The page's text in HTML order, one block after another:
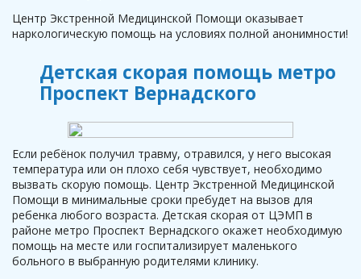
Центр Экстренной Медицинской Помощи оказывает
наркологическую помощь на условиях полной анонимности!
Детская скорая помощь метро
Проспект Вернадского
Если ребёнок получил травму, отравился, у него высокая
температура или он плохо себя чувствует, необходимо
вызвать скорую помощь. Центр Экстренной Медицинской
Помощи в минимальные сроки пребудет на вызов для
ребенка любого возраста. Детская скорая от ЦЭМП в
районе метро Проспект Вернадского окажет необходимую
помощь на месте или госпитализирует маленького
больного в выбранную родителями клинику.